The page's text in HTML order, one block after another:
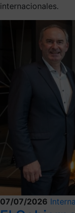
internacionales.
07/07/2026